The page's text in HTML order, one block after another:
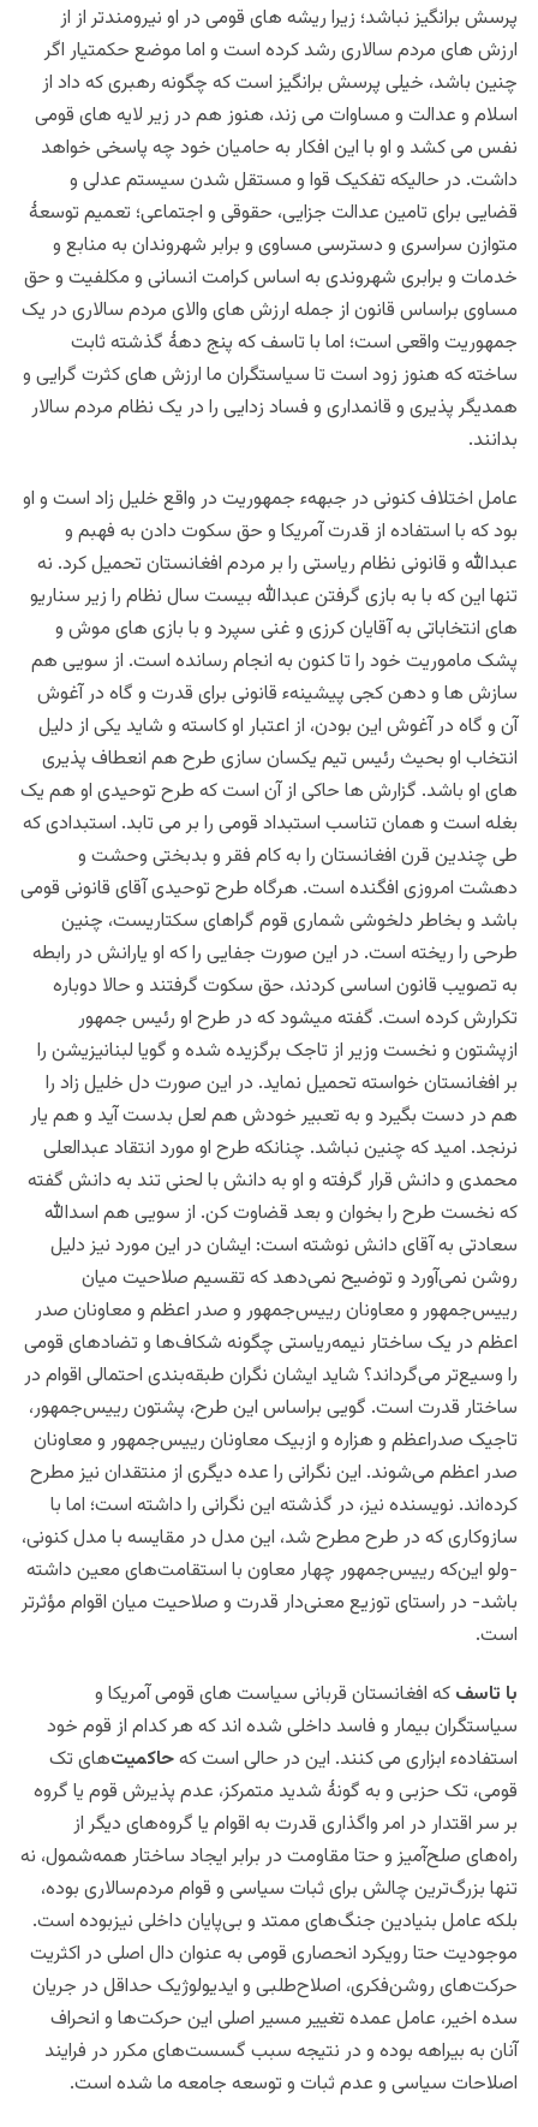
پرسش برانگیز نباشد؛ زیرا ریشه های قومی در او نیرومندتر از از
ارزش های مردم سالاری رشد کرده است و اما موضع حکمتیار اگر
چنین باشد، خیلی پرسش برانگیز است که چگونه رهبری که داد از
اسلام و عدالت و مساوات می زند، هنوز هم در زیر لایه های قومی
نفس می کشد و او با این افکار به حامیان خود چه پاسخی خواهد
داشت. در حالیکه تفکیک قوا و مستقل شدن سیستم عدلی و
قضایی برای تامین عدالت جزایی، حقوقی و اجتماعی؛ تعمیم توسعۀ
متوازن سراسری و دسترسی مساوی و برابر شهروندان به منابع و
خدمات و برابری شهروندی به اساس کرامت انسانی و مکلفیت و حق
مساوی براساس قانون از جمله ارزش های والای مردم سالاری در یک
جمهوریت واقعی است؛ اما با تاسف که پنج دهۀ گذشته ثابت
ساخته که هنوز زود است تا سیاستگران ما ارزش های کثرت گرایی و
همدیگر پذیری و قانمداری و فساد زدایی را در یک نظام مردم سالار
بدانند.
عامل اختلاف کنونی در جبههء جمهوریت در واقع خلیل زاد است و او
بود که با استفاده از قدرت آمریکا و حق سکوت دادن به فهبم و
عبدالله و قانونی نظام ریاستی را بر مردم افغانستان تحمیل کرد. نه
تنها این که با به بازی گرفتن عبدالله بیست سال نظام را زیر سناریو
های انتخاباتی به آقایان کرزی و غنی سپرد و با بازی های موش و
پشک ماموریت خود را تا کنون به انجام رسانده است. از سویی هم
سازش ها و دهن کجی پیشینهء قانونی برای قدرت و گاه در آغوش
آن و گاه در آغوش این بودن، از اعتبار او کاسته و شاید یکی از دلیل
انتخاب او بحیث رئیس تیم یکسان سازی طرح هم انعطاف پذیری
های او باشد. گزارش ها حاکی از آن است که طرح توحیدی او هم یک
بغله است و همان تناسب استبداد قومی را بر می تابد. استبدادی که
طی چندین قرن افغانستان را به کام فقر و بدبختی وحشت و
دهشت امروزی افگنده است. هرگاه طرح توحیدی آقای قانونی قومی
باشد و بخاطر دلخوشی شماری قوم گراهای سکتاریست، چنین
طرحی را ریخته است. در این صورت جفایی را که او یارانش در رابطه
به تصویب قانون اساسی کردند، حق سکوت گرفتند و حالا دوباره
تکرارش کرده است. گفته میشود که در طرح او رئیس جمهور
ازپشتون و نخست وزیر از تاجک برگزیده شده و گویا لبنانیزیشن را
بر افغانستان خواسته تحمیل نماید. در این صورت دل خلیل زاد را
هم در دست بگیرد و به تعبیر خودش هم لعل بدست آید و هم یار
نرنجد. امید که چنین نباشد. چنانکه طرح او مورد انتقاد عبدالعلی
محمدی و دانش قرار گرفته و او به دانش با لحنی تند به دانش گفته
که نخست طرح را بخوان و بعد قضاوت کن. از سویی هم اسدالله
سعادتی به آقای دانش نوشته است: ایشان در این مورد نیز دلیل
روشن نمی‌آورد و توضیح نمی‌دهد که تقسیم صلاحیت میان
رییس‌‌جمهور و معاونان رییس‌‌جمهور و صدر اعظم و معاونان صدر
اعظم در یک ساختار نیمه‌‌ریاستی چگونه شکاف‌ها و تضادهای قومی
را وسیع‌تر می‌گرداند؟ شاید ایشان نگران طبقه‌بندی احتمالی اقوام در
ساختار قدرت است. گویی براساس این طرح، پشتون رییس‌جمهور،
تاجیک صدراعظم و هزاره و ازبیک معاونان رییس‌جمهور و معاونان
صدر اعظم می‌شوند. این نگرانی را عده دیگری از منتقدان نیز مطرح
کرده‌اند. نویسنده نیز، در گذشته این نگرانی را داشته است؛ اما با
سازوکاری که در طرح مطرح شد، این مدل در مقایسه با مدل کنونی،
-ولو این‌که رییس‌جمهور چهار معاون با استقامت‌های معین داشته
باشد- در راستای توزیع معنی‌دار قدرت و صلاحیت میان اقوام مؤثرتر
است.
با تاسف که افغانستان قربانی سیاست های قومی آمریکا و
سیاستگران بیمار و فاسد داخلی شده اند که هر کدام از قوم خود
استفادهء ابزاری می کنند. این در حالی است کهحاکمیت‌های تک
قومی، تک حزبی و به گونۀ شدید متمرکز، عدم پذیرش قوم یا گروه
بر سر اقتدار در امر واگذاری قدرت به اقوام یا گروه‌های دیگر از
راه‌های صلح‌آمیز و حتا مقاومت در برابر ایجاد ساختار همه‌شمول، نه
تنها بزرگ‌ترین چالش برای ثبات سیاسی و قوام مردم‌سالاری بوده،
بلکه عامل بنیادین جنگ‌های ممتد و بی‌پایان داخلی نیزبوده است.
موجودیت حتا رویکرد انحصاری قومی به عنوان دال اصلی در اکثریت
حرکت‌های روشن‌فکری، اصلاح‌طلبی و ایدیولوژیک حداقل در جریان
سده اخیر، عامل عمده تغییر مسیر اصلی این حرکت‌ها و انحراف
آنان به بیراهه بوده و در نتیجه سبب گسست‌های مکرر در فرایند
اصلاحات سیاسی و عدم ثبات و توسعه جامعه ما شده است.